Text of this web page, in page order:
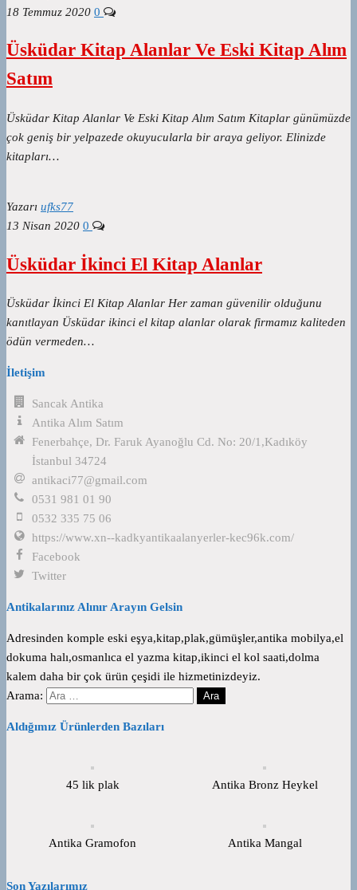
18 Temmuz 2020 0
Üsküdar Kitap Alanlar Ve Eski Kitap Alım
Satım
Üsküdar Kitap Alanlar Ve Eski Kitap Alım Satım Kitaplar günümüzde
çok geniş bir yelpazede okuyucularla bir araya geliyor. Elinizde
kitapları…
Yazarı ufks77
13 Nisan 2020 0
Üsküdar İkinci El Kitap Alanlar
Üsküdar İkinci El Kitap Alanlar Her zaman güvenilir olduğunu
kanıtlayan Üsküdar ikinci el kitap alanlar olarak firmamız kaliteden
ödün vermeden…
İletişim
Sancak Antika
Antika Alım Satım
Fenerbahçe, Dr. Faruk Ayanoğlu Cd. No: 20/1,Kadıköy
İstanbul 34724
antikaci77@gmail.com
0531 981 01 90
0532 335 75 06
https://www.xn--kadkyantikaalanyerler-kec96k.com/
Facebook
Twitter
Antikalarınız Alınır Arayın Gelsin
Adresinden komple eski eşya,kitap,plak,gümüşler,antika mobilya,el
dokuma halı,osmanlıca el yazma kitap,ikinci el kol saati,dolma
kalem daha bir çok ürün çeşidi ile hizmetinizdeyiz.
Arama:
Aldığımız Ürünlerden Bazıları
45 lik plak Antika Bronz Heykel
Antika Gramofon Antika Mangal
Son Yazılarımız